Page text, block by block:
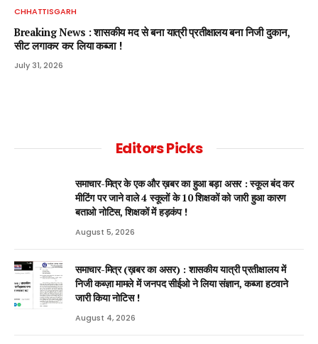
CHHATTISGARH
Breaking News : शासकीय मद से बना यात्री प्रतीक्षालय बना निजी दुकान,
सीट लगाकर कर लिया कब्जा !
July 31, 2026
Editors Picks
समाचार-मित्र के एक और ख़बर का हुआ बड़ा असर : स्कूल बंद कर
मीटिंग पर जाने वाले 4 स्कूलों के 10 शिक्षकों को जारी हुआ कारण
बताओ नोटिस, शिक्षकों में हड़कंप !
August 5, 2026
समाचार-मित्र (ख़बर का असर) : शासकीय यात्री प्रतीक्षालय में
निजी कब्ज़ा मामले में जनपद सीईओ ने लिया संज्ञान, कब्जा हटवाने
जारी किया नोटिस !
August 4, 2026